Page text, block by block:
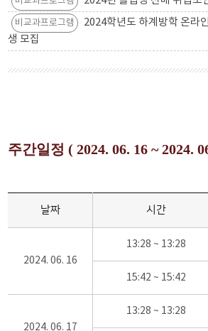
비교과프로그램
2024학년도 하계방학 온라
생 모집
주간일정 ( 2024. 06. 16 ~ 2024.
날짜 시간
2024. 06. 16
13:28 ~ 13:28
15:42 ~ 15:42
2024. 06. 17
13:28 ~ 13:28